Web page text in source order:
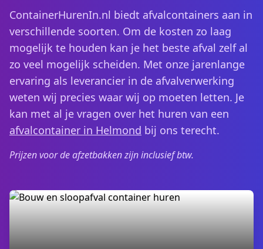
ContainerHurenIn.nl biedt afvalcontainers aan in
verschillende soorten. Om de kosten zo laag
mogelijk te houden kan je het beste afval zelf al
zo veel mogelijk scheiden. Met onze jarenlange
ervaring als leverancier in de afvalverwerking
weten wij precies waar wij op moeten letten. Je
kan met al je vragen over het huren van een
afvalcontainer in Helmond bij ons terecht.
Prijzen voor de afzetbakken zijn inclusief btw.